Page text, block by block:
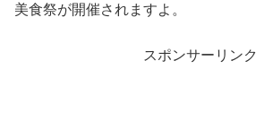
美食祭が開催されますよ。
スポンサーリンク